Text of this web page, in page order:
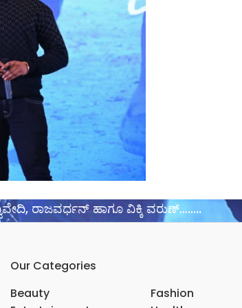
ರಾಜವರ್ಧನ್ ಹಾಗೂ ವಿಕ್ಕಿ ವರುಣ್……..
Our Categories
Beauty
Fashion